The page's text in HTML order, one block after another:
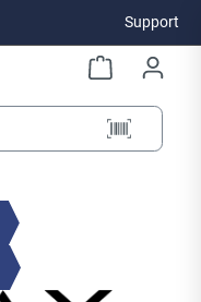
Support